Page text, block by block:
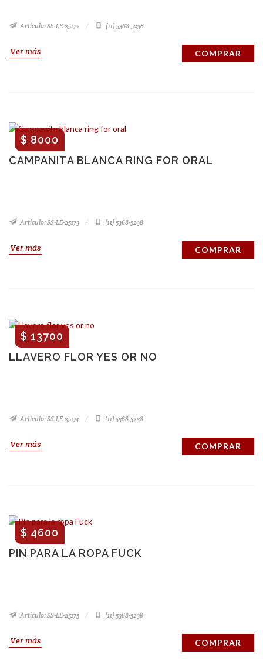
Artículo: SS-LE-25172 (11) 5368-5238
Ver más COMPRAR
CAMPANITA BLANCA RING FOR ORAL
$ 8000
Artículo: SS-LE-25173 (11) 5368-5238
Ver más COMPRAR
LLAVERO FLOR YES OR NO
$ 13700
Artículo: SS-LE-25174 (11) 5368-5238
Ver más COMPRAR
PIN PARA LA ROPA FUCK
$ 4600
Artículo: SS-LE-25175 (11) 5368-5238
Ver más COMPRAR